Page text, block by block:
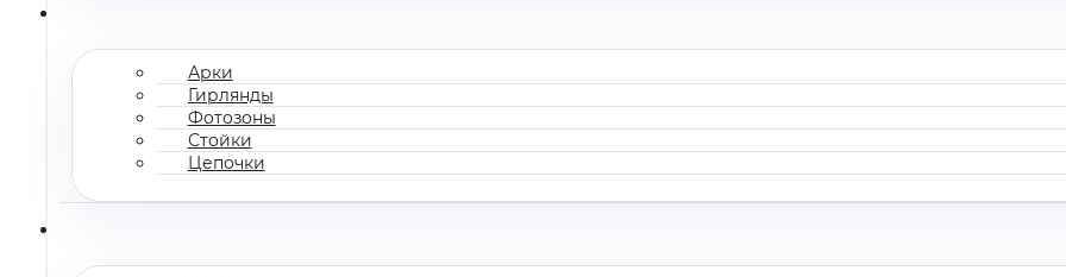
Арки
Гирлянды
Фотозоны
Стойки
Цепочки